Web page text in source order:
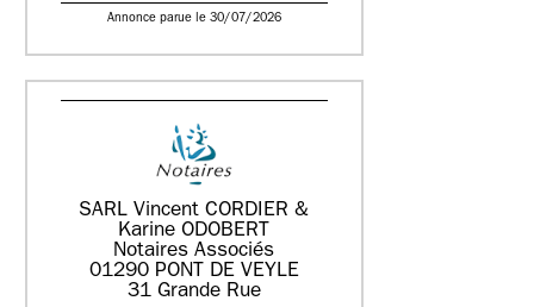
Annonce parue le 30/07/2026
SARL Vincent CORDIER &
Karine ODOBERT
Notaires Associés
01290 PONT DE VEYLE
31 Grande Rue